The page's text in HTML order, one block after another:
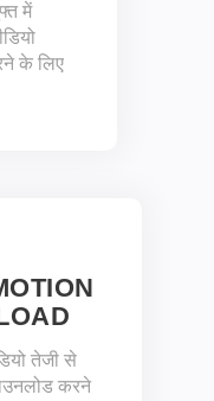
में
के लिए
तेजी से
करने